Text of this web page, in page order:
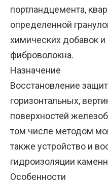
портландцемента,
определенной
химических добавок
фиброволокна.
Назначение
Восстановление
горизонтальных,
поверхностей
том числе методом
также устройство и
гидроизоляции
Особенности